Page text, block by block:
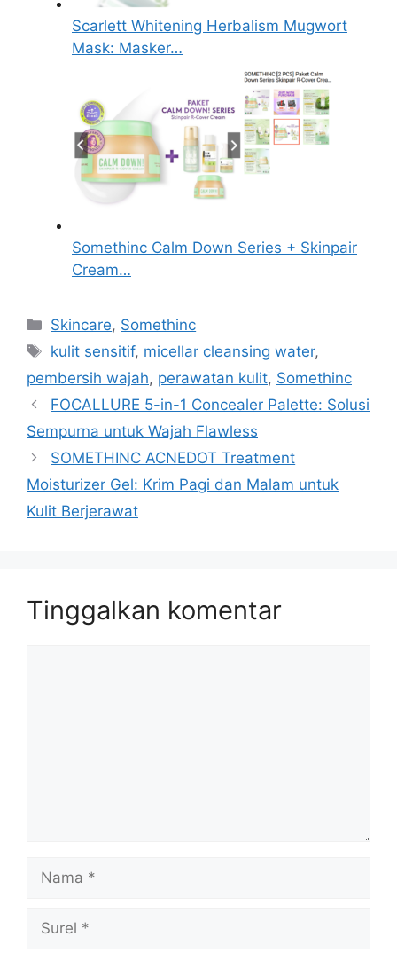
Scarlett Whitening Herbalism Mugwort
Mask: Masker…
Somethinc Calm Down Series + Skinpair
Cream…
Kategori
Skincare, Somethinc
Tag
kulit sensitif, micellar cleansing water,
pembersih wajah, perawatan kulit, Somethinc
FOCALLURE 5-in-1 Concealer Palette: Solusi
Sempurna untuk Wajah Flawless
SOMETHINC ACNEDOT Treatment
Moisturizer Gel: Krim Pagi dan Malam untuk
Kulit Berjerawat
Tinggalkan komentar